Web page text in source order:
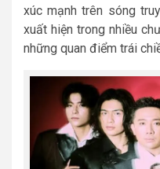
xúc mạnh trên sóng
xuất hiện trong nhiều
những quan điểm trái